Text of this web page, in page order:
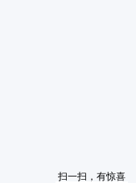
扫一扫，有惊喜